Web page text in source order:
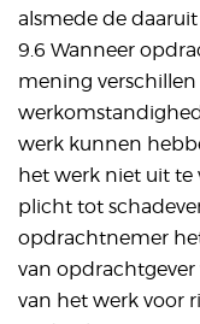
alsmede de
9.6 Wanneer
mening verschillen
werk kunnen
het werk niet uit te
plicht tot
opdrachtnemer
van opdrachtgever
van het werk voor